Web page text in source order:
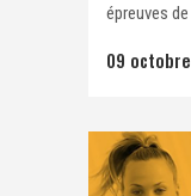
épreuves
09